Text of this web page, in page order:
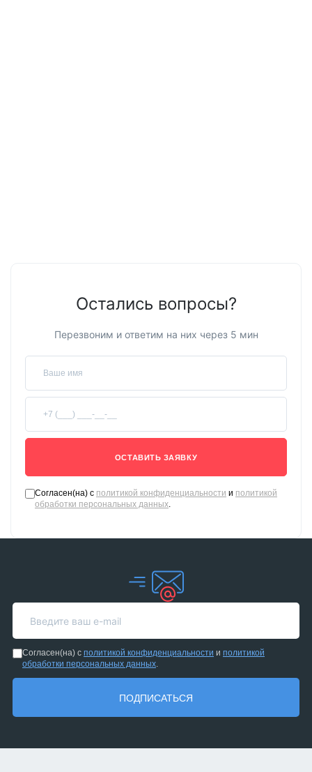
Остались вопросы?
Перезвоним и ответим на них через 5 мин
ОСТАВИТЬ ЗАЯВКУ
Согласен(на) с политикой конфиденциальности и политикой
обработки персональных данных.
Согласен(на) с политикой конфиденциальности и политикой
обработки персональных данных.
ПОДПИСАТЬСЯ